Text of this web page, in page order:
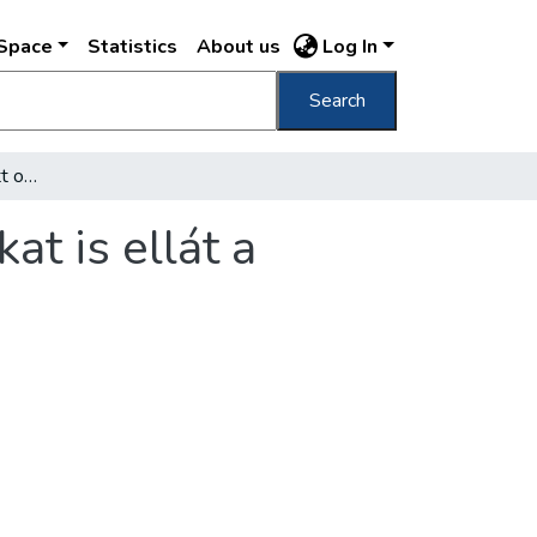
Statistics About us Log In
Search
A helyi feladatok mellett országos feladatokat is ellát a pénzügyi osztály
is ellát a